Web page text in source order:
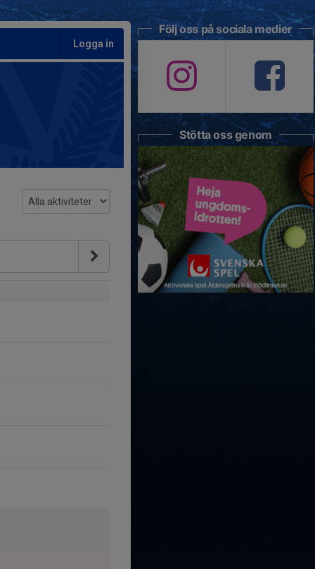
Logga in
Följ oss på sociala medier
Stötta oss genom